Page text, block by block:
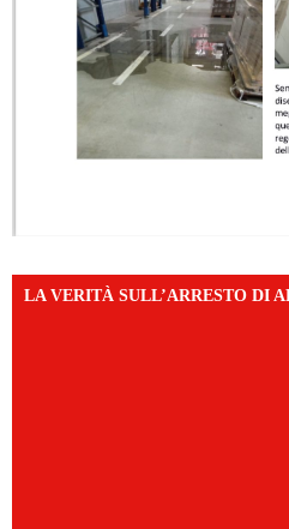
LA VERITÀ SULL’ARRESTO DI